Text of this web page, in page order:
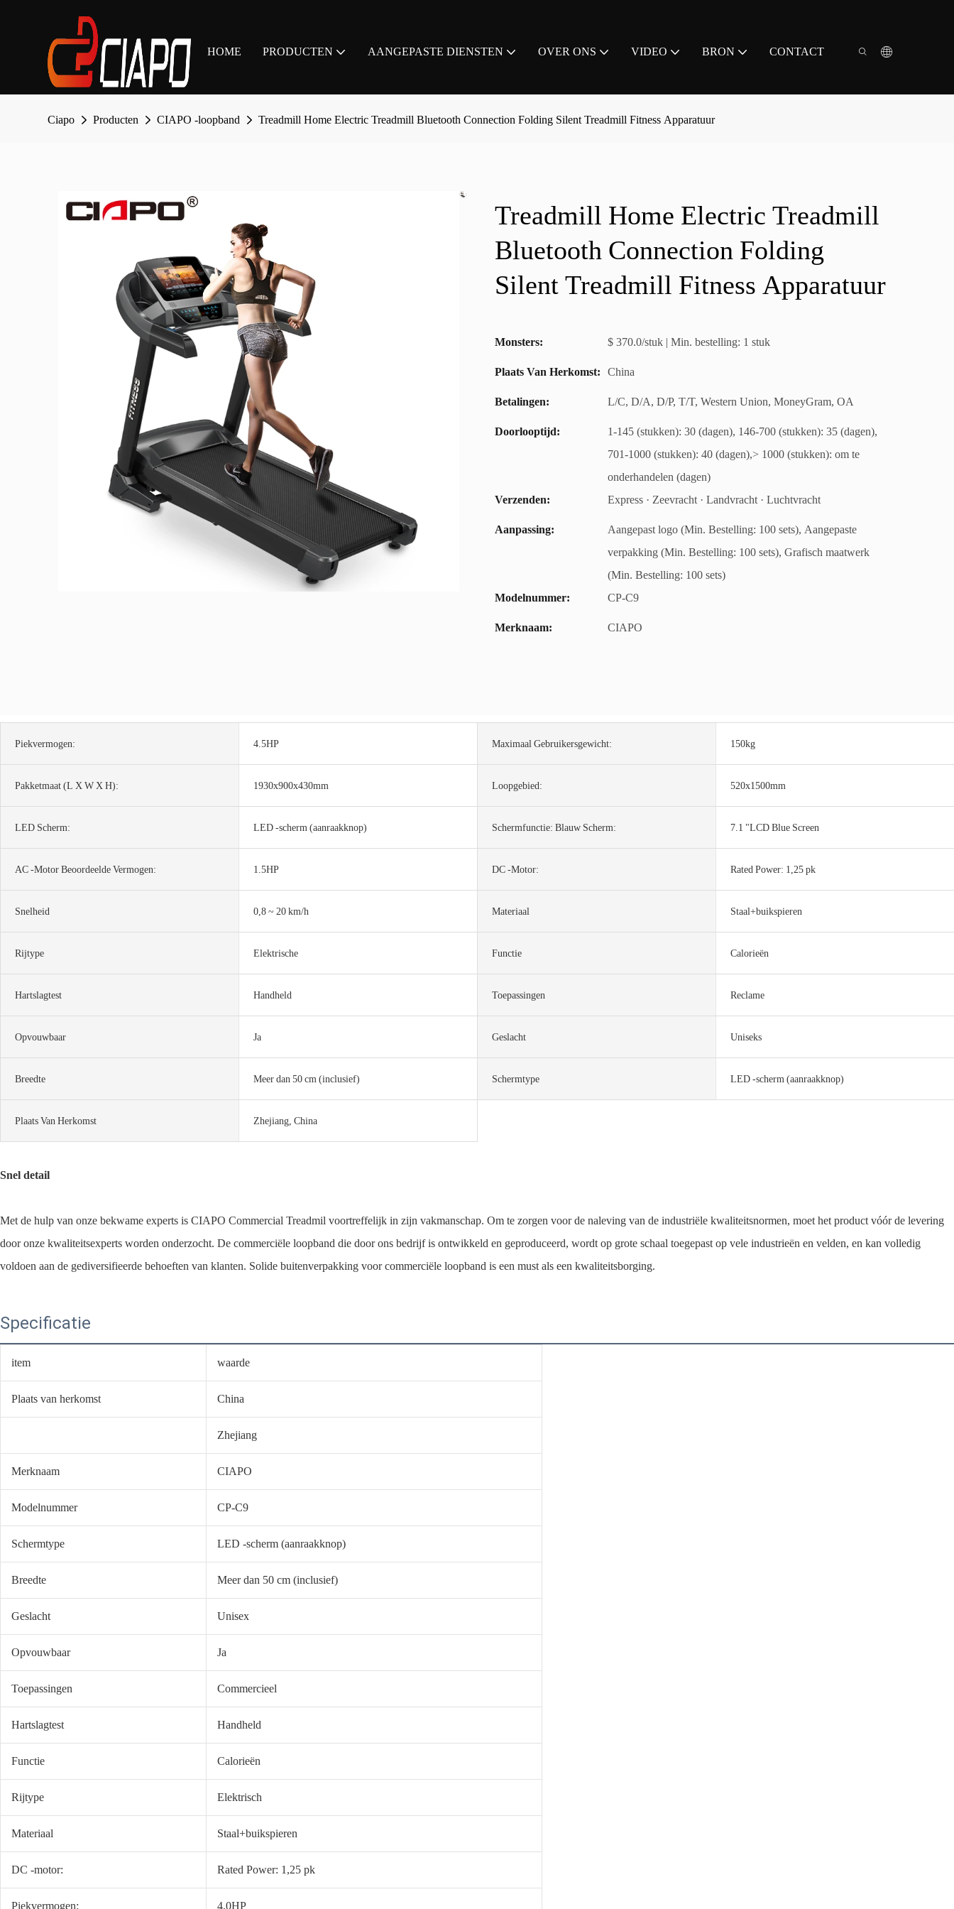
HOME PRODUCTEN AANGEPASTE DIENSTEN OVER ONS VIDEO BRON CONTACT
Ciapo Producten CIAPO -loopband Treadmill Home Electric Treadmill Bluetooth Connection Folding Silent Treadmill Fitness Apparatuur
Treadmill Home Electric Treadmill
Bluetooth Connection Folding
Silent Treadmill Fitness Apparatuur
Monsters: $ 370.0/stuk | Min. bestelling: 1 stuk
Plaats Van Herkomst: China
Betalingen: L/C, D/A, D/P, T/T, Western Union, MoneyGram, OA
Doorlooptijd:
1-145 (stukken): 30 (dagen), 146-700 (stukken): 35 (dagen),
701-1000 (stukken): 40 (dagen),> 1000 (stukken): om te
onderhandelen (dagen)
Verzenden:
Express · Zeevracht · Landvracht · Luchtvracht
Aanpassing:
Aangepast logo (Min. Bestelling: 100 sets), Aangepaste
verpakking (Min. Bestelling: 100 sets), Grafisch maatwerk
(Min. Bestelling: 100 sets)
Modelnummer:
CP-C9
Merknaam: CIAPO
Piekvermogen: 4.5HP Maximaal Gebruikersgewicht: 150kg
Pakketmaat (l X W X H): 1930x900x430mm Loopgebied: 520x1500mm
LED Scherm: LED -scherm (aanraakknop) Schermfunctie: Blauw Scherm: 7.1 "LCD Blue Screen
AC -motor Beoordeelde Vermogen: 1.5HP DC -motor: Rated Power: 1,25 pk
Snelheid 0,8 ~ 20 km/h Materiaal Staal+buikspieren
Rijtype Elektrische Functie Calorieën
Hartslagtest Handheld Toepassingen Reclame
Opvouwbaar Ja Geslacht Uniseks
Breedte Meer dan 50 cm (inclusief) Schermtype LED -scherm (aanraakknop)
Plaats Van Herkomst Zhejiang, China
Snel detail
Met de hulp van onze bekwame experts is CIAPO Commercial Treadmil voortreffelijk in zijn vakmanschap. Om te zorgen voor de naleving van de industriële kwaliteitsnormen, moet het product vóór de levering
door onze kwaliteitsexperts worden onderzocht. De commerciële loopband die door ons bedrijf is ontwikkeld en geproduceerd, wordt op grote schaal toegepast op vele industrieën en velden, en kan volledig
voldoen aan de gediversifieerde behoeften van klanten. Solide buitenverpakking voor commerciële loopband is een must als een kwaliteitsborging.
Specificatie
item waarde
Plaats van herkomst China
Zhejiang
Merknaam CIAPO
Modelnummer CP-C9
Schermtype LED -scherm (aanraakknop)
Breedte Meer dan 50 cm (inclusief)
Geslacht Unisex
Opvouwbaar Ja
Toepassingen Commercieel
Hartslagtest Handheld
Functie Calorieën
Rijtype Elektrisch
Materiaal Staal+buikspieren
DC -motor: Rated Power: 1,25 pk
Piekvermogen: 4.0HP